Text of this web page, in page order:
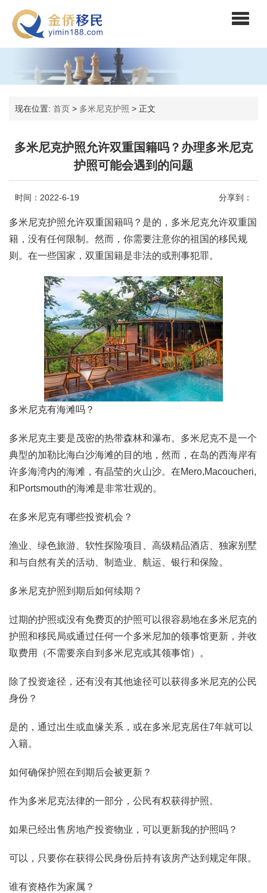
现在位置: 首页 > 多米尼克护照 > 正文
多米尼克护照允许双重国籍吗？办理多米尼克
护照可能会遇到的问题
时间：2022-6-19 分享到：
多米尼克护照允许双重国籍吗？是的，多米尼克允许双重国
籍，没有任何限制。然而，你需要注意你的祖国的移民规
则。在一些国家，双重国籍是非法的或刑事犯罪。
多米尼克有海滩吗？
多米尼克主要是茂密的热带森林和瀑布。多米尼克不是一个
典型的加勒比海白沙海滩的目的地，然而，在岛的西海岸有
许多海湾内的海滩，有晶莹的火山沙。在Mero,Macoucheri,
和Portsmouth的海滩是非常壮观的。
在多米尼克有哪些投资机会？
渔业、绿色旅游、软性探险项目、高级精品酒店、独家别墅
和与自然有关的活动、制造业、航运、银行和保险。
多米尼克护照到期后如何续期？
过期的护照或没有免费页的护照可以很容易地在多米尼克的
护照和移民局或通过任何一个多米尼加的领事馆更新，并收
取费用（不需要亲自到多米尼克或其领事馆）。
除了投资途径，还有没有其他途径可以获得多米尼克的公民
身份？
是的，通过出生或血缘关系，或在多米尼克居住7年就可以
入籍。
如何确保护照在到期后会被更新？
作为多米尼克法律的一部分，公民有权获得护照。
如果已经出售房地产投资物业，可以更新我的护照吗？
可以，只要你在获得公民身份后持有该房产达到规定年限。
谁有资格作为家属？